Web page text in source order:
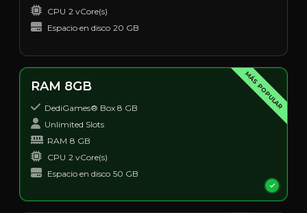
CPU 2 vCore(s)
Espacio en disco 20 GB
MÁS POPULAR
RAM 8GB
DediGames® Box 8 GB
Unlimited Slots
RAM 8 GB
CPU 2 vCore(s)
Espacio en disco 50 GB